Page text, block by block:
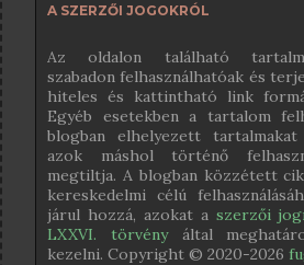
A SZERZŐI JOGOKRÓL
Az oldalon található
szabadon felhasználhatóak és
hiteles és kattintható link
Egyéb esetekben a tartalom
blogban elhelyezett
azok máshol történő
megtiltja. A blogban közzétett
kereskedelmi célú
járul hozzá, azokat a szerzői
LXXVI. törvényáltal
kezelni. Copyright © 2020-2026